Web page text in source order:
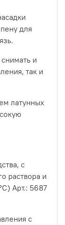
для
и
так и
латунных
с
раствора и
Арт.: 5687
с